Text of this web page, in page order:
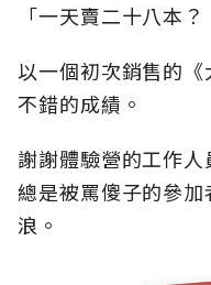
「一天賣二十八本？
以一個初次銷售的
不錯的成績。
謝謝體驗營的工作人
總是被罵傻子的參
浪。